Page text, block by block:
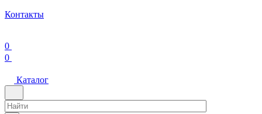
Контакты
0
0
Каталог